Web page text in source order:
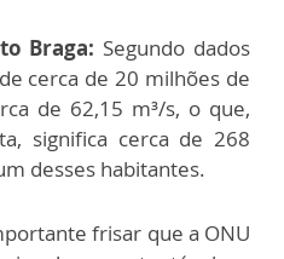
Braga: Segundo dados
cerca de 20 milhões de
de 62,15 m³/s, o que,
significa cerca de 268
desses habitantes.
frisar que a ONU